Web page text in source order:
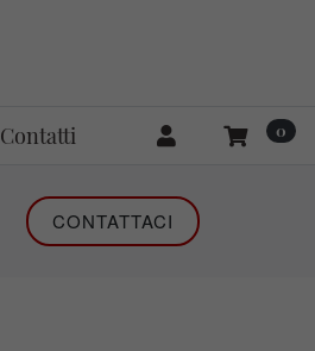
Contatti 0
CONTATTACI